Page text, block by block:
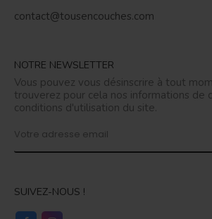
contact@tousencouches.com
NOTRE NEWSLETTER
Vous pouvez vous désinscrire à tout
trouverez pour cela nos informations de
conditions d'utilisation du site.
SUIVEZ-NOUS !